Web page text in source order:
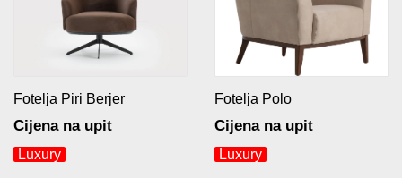
Fotelja Piri Berjer
Cijena na upit
Luxury
Fotelja Polo
Cijena na upit
Luxury